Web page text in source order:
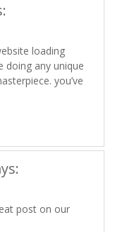
loading
doing any unique
you’ve
post on our